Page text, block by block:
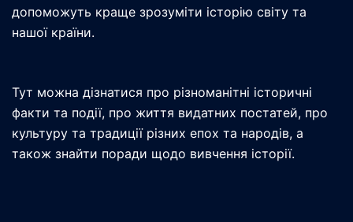
допоможуть краще зрозуміти історію світу та
нашої країни.
Тут можна дізнатися про різноманітні історичні
факти та події, про життя видатних постатей, про
культуру та традиції різних епох та народів, а
також знайти поради щодо вивчення історії.